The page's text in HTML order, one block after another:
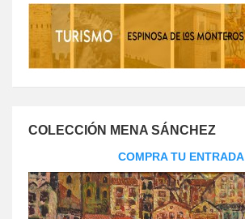
COLECCIÓN MENA SÁNCHEZ
COMPRA TU ENTRADA